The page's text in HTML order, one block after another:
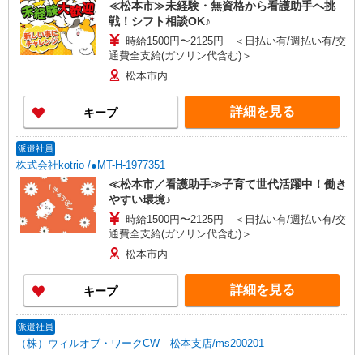
≪松本市≫未経験・無資格から看護助手へ挑
戦！シフト相談OK♪
時給1500円〜2125円 ＜日払い有/週払い有/交
通費全支給(ガソリン代含む)＞
松本市内
キープ 詳細を見る
派遣社員
株式会社kotrio /●MT-H-1977351
≪松本市／看護助手≫子育て世代活躍中！働き
やすい環境♪
時給1500円〜2125円 ＜日払い有/週払い有/交
通費全支給(ガソリン代含む)＞
松本市内
キープ 詳細を見る
派遣社員
（株）ウィルオブ・ワークCW 松本支店/ms200201